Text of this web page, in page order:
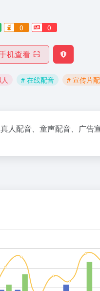
0 0
机查看
# 在线配音 # 宣传片
人配音、童声配音、广告